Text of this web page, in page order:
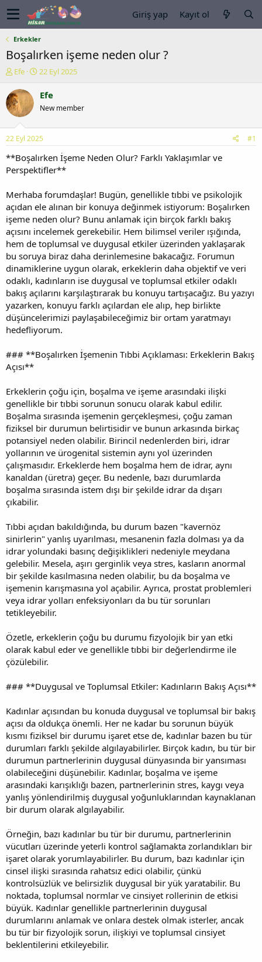
Giriş yap Kayıt ol
Erkekler
Boşalırken işeme neden olur ?
K
n
u
y
b
a
ş
a
a
n
Efe
B
ş
a
g
ı
ç
t
a
i
h
i
22 Eyl 2025
Efe
New member
22 Eyl 2025 #1
**Boşalırken İşeme Neden Olur? Farklı Yaklaşımlar ve
Perspektifler**
Merhaba forumdaşlar! Bugün, genellikle tıbbi ve psikolojik
açıdan ele alınan bir konuya değinmek istiyorum: Boşalırken
işeme neden olur? Bunu anlamak için birçok farklı bakış
açısını incelemek gerekebilir. Hem bilimsel veriler ışığında,
hem de toplumsal ve duygusal etkiler üzerinden yaklaşarak
bu soruya biraz daha derinlemesine bakacağız. Forumun
dinamiklerine uygun olarak, erkeklerin daha objektif ve veri
odaklı, kadınların ise duygusal ve toplumsal etkiler odaklı
bakış açılarını karşılaştırarak bu konuyu tartışacağız. Bu yazıyı
yazarken, konuyu farklı açılardan ele alıp, hep birlikte
düşüncelerimizi paylaşabileceğimiz bir ortam yaratmayı
hedefliyorum.
### **Boşalırken İşemenin Tıbbi Açıklaması: Erkeklerin Bakış
Açısı**
Erkeklerin çoğu için, boşalma ve işeme arasındaki ilişki
genellikle bir tıbbi sorunun sonucu olarak kabul edilir.
Boşalma sırasında işemenin gerçekleşmesi, çoğu zaman
fiziksel bir durumun belirtisidir ve bunun arkasında birkaç
potansiyel neden olabilir. Birincil nedenlerden biri, idrar
yollarının ve ürogenital sistemin aynı yol üzerinden
çalışmasıdır. Erkeklerde hem boşalma hem de idrar, aynı
kanaldan (üretra) geçer. Bu nedenle, bazı durumlarda
boşalma sırasında istem dışı bir şekilde idrar da dışarı
çıkabilir.
Tıbbi açıdan bakıldığında, bu durum bazen "kavernöz
sinirlerin" yanlış uyarılması, mesanenin fazla dolması ya da
idrar yolundaki basınç değişiklikleri nedeniyle meydana
gelebilir. Mesela, aşırı gerginlik veya stres, kasların anormal
bir şekilde kasılmasına neden olabilir, bu da boşalma ve
işemenin karışmasına yol açabilir. Ayrıca, prostat problemleri
veya idrar yolları enfeksiyonları da bu tür sorunları
tetikleyebilir.
Özetle, erkeklerin çoğu bu durumu fizyolojik bir yan etki
olarak kabul eder ve genellikle tıbbi bir değerlendirme ile
çözülebilir.
### **Duygusal ve Toplumsal Etkiler: Kadınların Bakış Açısı**
Kadınlar açısından bu konuda duygusal ve toplumsal bir bakış
açısı da oldukça önemli. Her ne kadar bu sorunun büyük
kısmı fiziksel bir durumu işaret etse de, kadınlar bazen bu tür
durumları farklı şekilde algılayabilirler. Birçok kadın, bu tür bir
durumun partnerlerinin duygusal dünyasında bir yansıması
olabileceğini düşünebilir. Kadınlar, boşalma ve işeme
arasındaki karışıklığı bazen, partnerlerinin stres, kaygı veya
yanlış yönlendirilmiş duygusal yoğunluklarından kaynaklanan
bir durum olarak algılayabilir.
Örneğin, bazı kadınlar bu tür bir durumu, partnerlerinin
vücutları üzerinde yeterli kontrol sağlamakta zorlandıkları bir
işaret olarak yorumlayabilirler. Bu durum, bazı kadınlar için
cinsel ilişki sırasında rahatsız edici olabilir, çünkü
kontrolsüzlük ve belirsizlik duygusal bir yük yaratabilir. Bu
noktada, toplumsal normlar ve cinsiyet rollerinin de etkisi
büyük. Kadınlar genellikle partnerlerinin duygusal
durumlarını anlamak ve onlara destek olmak isterler, ancak
bu tür bir fizyolojik sorun, ilişkiyi ve toplumsal cinsiyet
beklentilerini etkileyebilir.